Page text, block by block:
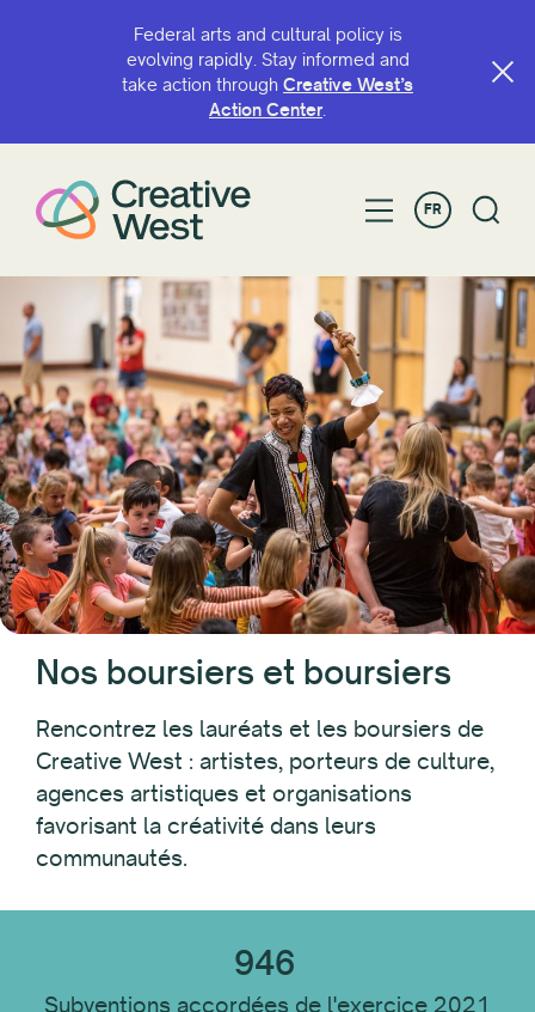
Federal arts and cultural policy is
evolving rapidly. Stay informed and
take action through Creative West’s
Action Center.
FR
Nos boursiers et boursiers
Rencontrez les lauréats et les boursiers de
Creative West : artistes, porteurs de culture,
agences artistiques et organisations
favorisant la créativité dans leurs
communautés.
946
Subventions accordées de l'exercice 2021
RECHERCHE PAR NOM OU PAR MOT-CLÉ
FILTRER PAR
Accorder
Camaraderie
Année
Type de destinataire
Individuel
Organisation
Emplacement du destinataire
Discipline du destinataire
Type d'établissement